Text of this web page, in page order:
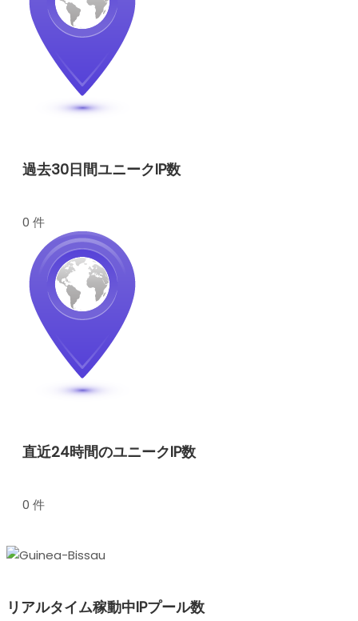
過去30日間ユニークIP数
0 件
直近24時間のユニークIP数
0 件
リアルタイム稼動中IPプール数